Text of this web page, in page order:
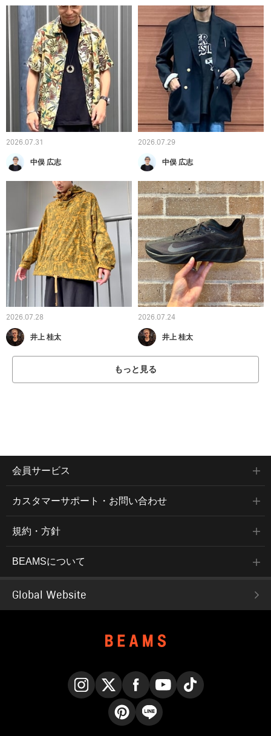
2026.07.31
中俣 広志
2026.07.29
中俣 広志
2026.07.28
井上 桂太
2026.07.24
井上 桂太
もっと見る
会員サービス
カスタマーサポート・お問い合わせ
規約・方針
BEAMSについて
Global Website